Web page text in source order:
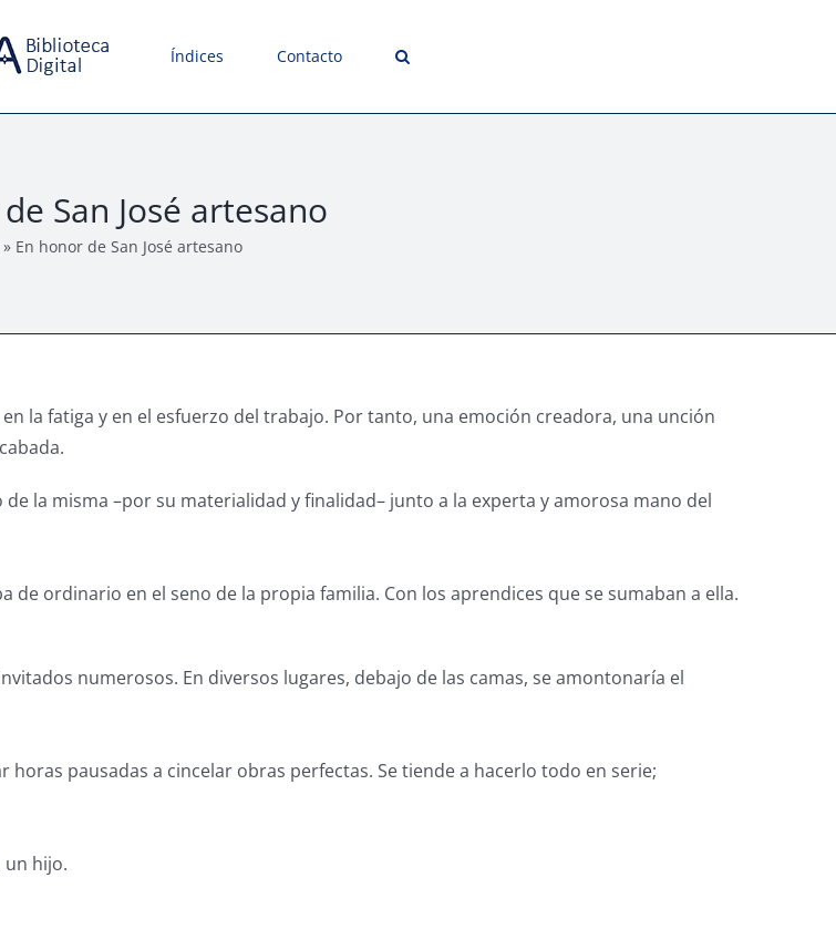
Índices Contacto
San José artesano
» En honor de San José artesano
la fatiga y en el esfuerzo del trabajo. Por tanto, una emoción creadora, una unción
la misma –por su materialidad y finalidad– junto a la experta y amorosa mano del
de ordinario en el seno de la propia familia. Con los aprendices que se sumaban a ella.
numerosos. En diversos lugares, debajo de las camas, se amontonaría el
pausadas a cincelar obras perfectas. Se tiende a hacerlo todo en serie;
un hijo.